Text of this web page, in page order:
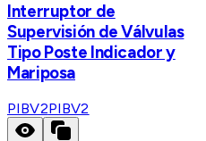
Interruptor de
Supervisión de Válvulas
Tipo Poste Indicador y
Mariposa
PIBV2PIBV2